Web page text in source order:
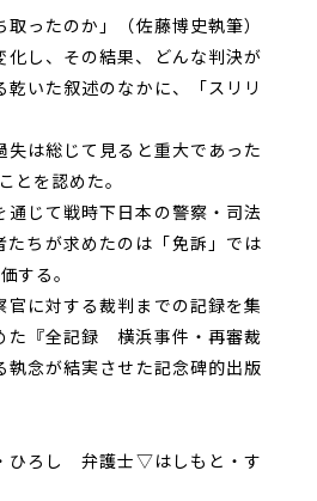
ったのか」（佐藤博史執筆）
し、その結果、どんな判決が
いた叙述のなかに、「スリリ
は総じて見ると重大であった
とを認めた。
じて戦時下日本の警察・司法
ちが求めたのは「免訴」では
する。
に対する裁判までの記録を集
た『全記録 横浜事件・再審裁
念が結実させた記念碑的出版
ひろし 弁護士▽はしもと・す